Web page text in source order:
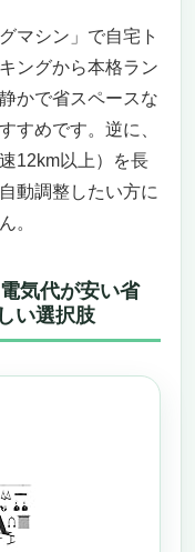
続けられる運動
ート体制
向かない人
マシン」で自宅ト
ングから本格ラン
かで省スペースな
すめです。逆に、
12km以上）を長
動調整したい方に
。
気代が安い省
い選択肢